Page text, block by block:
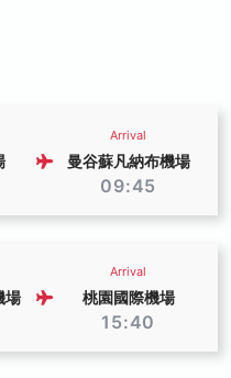
Arrival
曼谷蘇凡納布機場
09:45
場
Arrival
桃園國際機場
15:40